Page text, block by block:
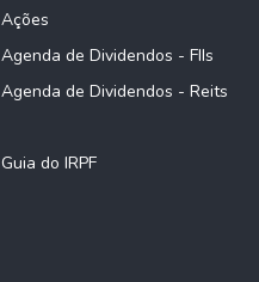
Ações
Agenda de Dividendos - FIIs
Agenda de Dividendos - Reits
Guia do IRPF